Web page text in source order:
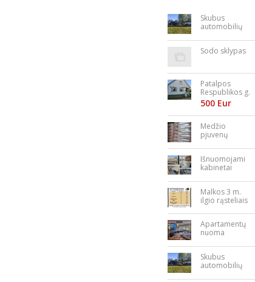
Skubus
automobilių
Sodo sklypas
Patalpos
Respublikos g.
23
500 Eur
Medžio
pjuvenų
briketai
Išnuomojami
kabinetai
bės aikštėje
Malkos 3 m.
ilgio rąsteliais
Apartamentų
nuoma
Skubus
automobilių